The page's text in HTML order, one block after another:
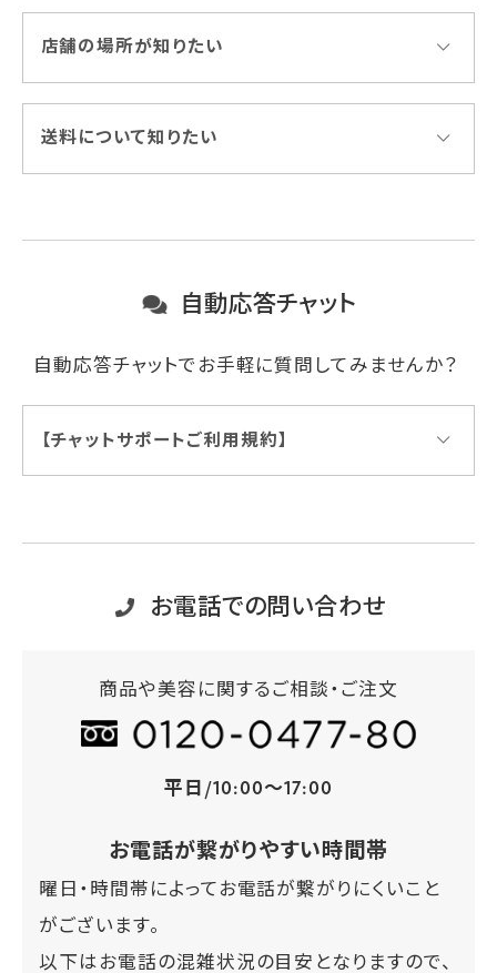
店舗の場所が知りたい
送料について知りたい
自動応答チャット
自動応答チャットでお手軽に質問してみませんか？
【チャットサポートご利用規約】
お電話での問い合わせ
商品や美容に関するご相談・ご注文
平日/10:00～17:00
お電話が繋がりやすい時間帯
曜日・時間帯によってお電話が繋がりにくいこと
がございます。
以下はお電話の混雑状況の目安となりますので、